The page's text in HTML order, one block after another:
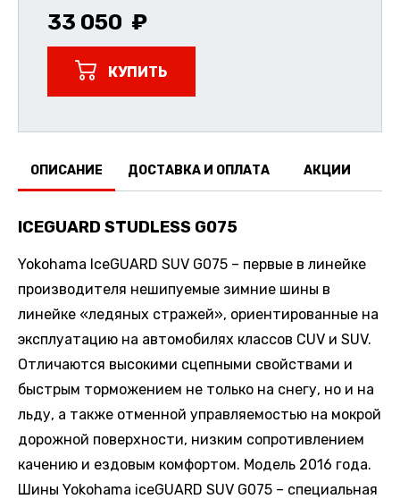
33 050
КУПИТЬ
ОПИСАНИЕ ДОСТАВКА И ОПЛАТА АКЦИИ
ICEGUARD STUDLESS G075
Yokohama IceGUARD SUV G075 – первые в линейке
производителя нешипуемые зимние шины в
линейке «ледяных стражей», ориентированные на
эксплуатацию на автомобилях классов CUV и SUV.
Отличаются высокими сцепными свойствами и
быстрым торможением не только на снегу, но и на
льду, а также отменной управляемостью на мокрой
дорожной поверхности, низким сопротивлением
качению и ездовым комфортом. Модель 2016 года.
Шины Yokohama iceGUARD SUV G075 – специальная